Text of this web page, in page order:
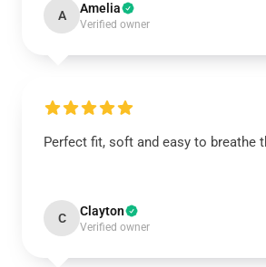
A Amelia
Verified owner
Perfect fit, soft and easy to breathe
C Clayton
Verified owner